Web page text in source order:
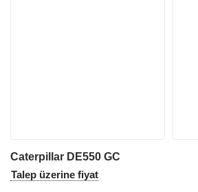
Caterpillar DE550 GC
Talep üzerine fiyat